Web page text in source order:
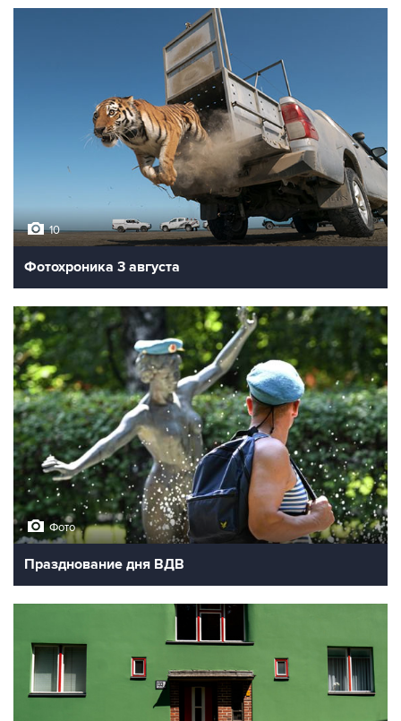
10
Фотохроника 3 августа
Фото
Празднование дня ВДВ